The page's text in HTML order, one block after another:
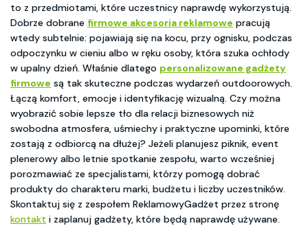
to z przedmiotami, które uczestnicy naprawdę wykorzystują.
Dobrze dobrane firmowe akcesoria reklamowe pracują
wtedy subtelnie: pojawiają się na kocu, przy ognisku, podczas
odpoczynku w cieniu albo w ręku osoby, która szuka ochłody
w upalny dzień. Właśnie dlatego personalizowane gadżety
firmowe są tak skuteczne podczas wydarzeń outdoorowych.
Łączą komfort, emocje i identyfikację wizualną. Czy można
wyobrazić sobie lepsze tło dla relacji biznesowych niż
swobodna atmosfera, uśmiechy i praktyczne upominki, które
zostają z odbiorcą na dłużej? Jeżeli planujesz piknik, event
plenerowy albo letnie spotkanie zespołu, warto wcześniej
porozmawiać ze specjalistami, którzy pomogą dobrać
produkty do charakteru marki, budżetu i liczby uczestników.
Skontaktuj się z zespołem ReklamowyGadżet przez stronę
kontakt i zaplanuj gadżety, które będą naprawdę używane.